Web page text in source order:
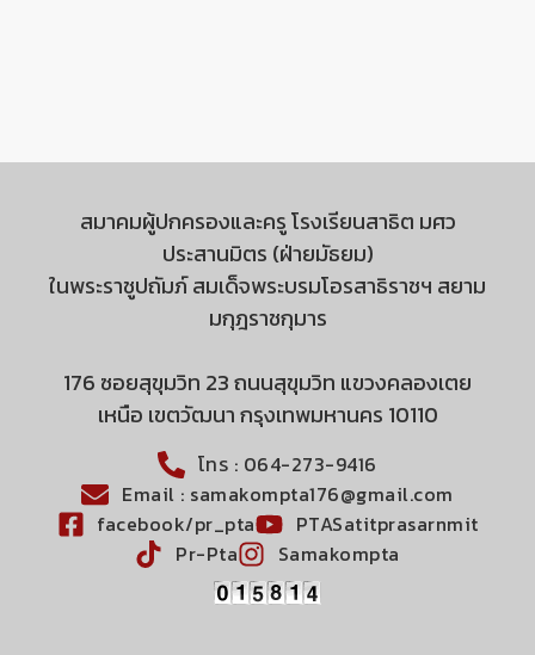
สมาคมผู้ปกครองและครู โรงเรียนสาธิต มศว
ประสานมิตร (ฝ่ายมัธยม)
ในพระราชูปถัมภ์ สมเด็จพระบรมโอรสาธิราชฯ สยาม
มกุฎราชกุมาร
176 ซอยสุขุมวิท 23 ถนนสุขุมวิท แขวงคลองเตย
เหนือ เขตวัฒนา กรุงเทพมหานคร 10110
โทร : 064-273-9416
Email : samakompta176@gmail.com
facebook/pr_pta
PTASatitprasarnmit
Pr-Pta
Samakompta